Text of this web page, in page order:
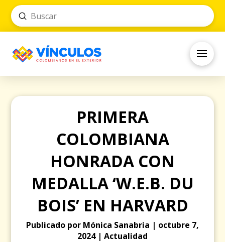
Search
Submit
PRIMERA
COLOMBIANA
HONRADA CON
MEDALLA ‘W.E.B. DU
BOIS’ EN HARVARD
Publicado por Mónica Sanabria | octubre 7,
2024 | Actualidad